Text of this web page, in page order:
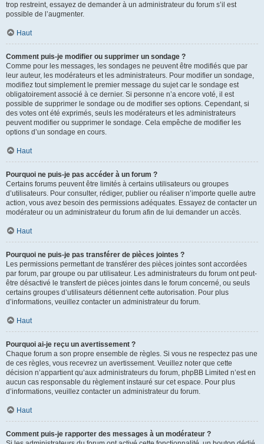
trop restreint, essayez de demander à un administrateur du forum s’il est
possible de l’augmenter.
Haut
Comment puis-je modifier ou supprimer un sondage ?
Comme pour les messages, les sondages ne peuvent être modifiés que par
leur auteur, les modérateurs et les administrateurs. Pour modifier un sondage,
modifiez tout simplement le premier message du sujet car le sondage est
obligatoirement associé à ce dernier. Si personne n’a encore voté, il est
possible de supprimer le sondage ou de modifier ses options. Cependant, si
des votes ont été exprimés, seuls les modérateurs et les administrateurs
peuvent modifier ou supprimer le sondage. Cela empêche de modifier les
options d’un sondage en cours.
Haut
Pourquoi ne puis-je pas accéder à un forum ?
Certains forums peuvent être limités à certains utilisateurs ou groupes
d’utilisateurs. Pour consulter, rédiger, publier ou réaliser n’importe quelle autre
action, vous avez besoin des permissions adéquates. Essayez de contacter un
modérateur ou un administrateur du forum afin de lui demander un accès.
Haut
Pourquoi ne puis-je pas transférer de pièces jointes ?
Les permissions permettant de transférer des pièces jointes sont accordées
par forum, par groupe ou par utilisateur. Les administrateurs du forum ont peut-
être désactivé le transfert de pièces jointes dans le forum concerné, ou seuls
certains groupes d’utilisateurs détiennent cette autorisation. Pour plus
d’informations, veuillez contacter un administrateur du forum.
Haut
Pourquoi ai-je reçu un avertissement ?
Chaque forum a son propre ensemble de règles. Si vous ne respectez pas une
de ces règles, vous recevrez un avertissement. Veuillez noter que cette
décision n’appartient qu’aux administrateurs du forum, phpBB Limited n’est en
aucun cas responsable du règlement instauré sur cet espace. Pour plus
d’informations, veuillez contacter un administrateur du forum.
Haut
Comment puis-je rapporter des messages à un modérateur ?